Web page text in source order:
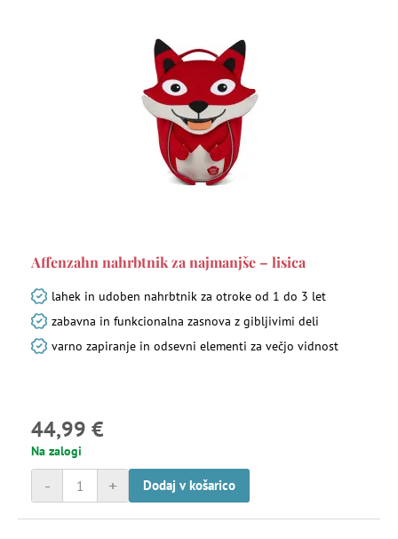
Affenzahn nahrbtnik za najmanjše – lisica
lahek in udoben nahrbtnik za otroke od 1 do 3 let
zabavna in funkcionalna zasnova z gibljivimi deli
varno zapiranje in odsevni elementi za večjo vidnost
44,99 €
Na zalogi
+
- Dodaj v košarico